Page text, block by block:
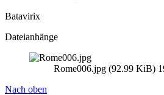
Batavirix
Dateianhänge
Rome006.jpg (92.99 KiB)
Nach oben